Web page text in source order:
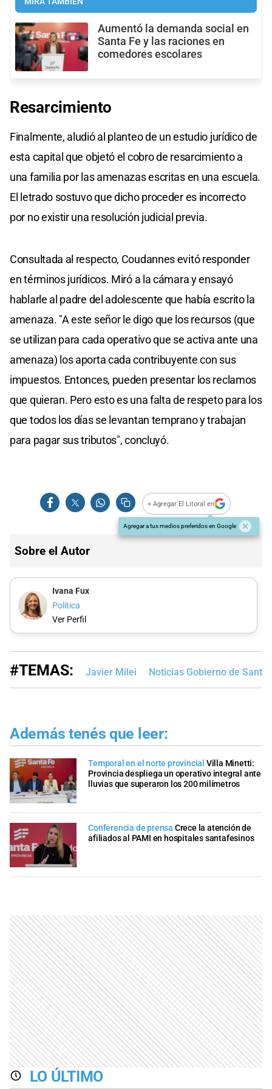
Aumentó la demanda social en
Santa Fe y las raciones en
comedores escolares
Resarcimiento
Finalmente, aludió al planteo de un estudio jurídico de
esta capital que objetó el cobro de resarcimiento a
una familia por las amenazas escritas en una escuela.
El letrado sostuvo que dicho proceder es incorrecto
por no existir una resolución judicial previa.
Consultada al respecto, Coudannes evitó responder
en términos jurídicos. Miró a la cámara y ensayó
hablarle al padre del adolescente que había escrito la
amenaza. "A este señor le digo que los recursos (que
se utilizan para cada operativo que se activa ante una
amenaza) los aporta cada contribuyente con sus
impuestos. Entonces, pueden presentar los reclamos
que quieran. Pero esto es una falta de respeto para los
que todos los días se levantan temprano y trabajan
para pagar sus tributos", concluyó.
+ Agregar El Litoral en
Agregar a tus medios preferidos en Google
Sobre el Autor
Ivana Fux
Política
Ver Perfil
#TEMAS: Javier Milei Noticias Gobierno de Santa
Además tenés que leer:
Temporal en el norte provincial Villa Minetti:
Provincia despliega un operativo integral ante
lluvias que superaron los 200 milímetros
Conferencia de prensa Crece la atención de
afiliados al PAMI en hospitales santafesinos
LO ÚLTIMO